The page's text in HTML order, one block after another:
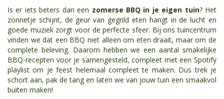
Is er iets beters dan een zomerse BBQ in je eigen tuin? Het
zonnetje schijnt, de geur van gegrild eten hangt in de lucht en
goede muziek zorgt voor de perfecte sfeer. Bij ons tuincentrum
vinden we dat een BBQ niet alleen om eten draait, maar om de
complete beleving. Daarom hebben we een aantal smakelijke
BBQ-recepten voor je samengesteld, compleet met een Spotify
playlist om je feest helemaal compleet te maken. Dus trek je
schort aan, pak de tang en laten we van jouw tuin een smaakvol
buiten maken!